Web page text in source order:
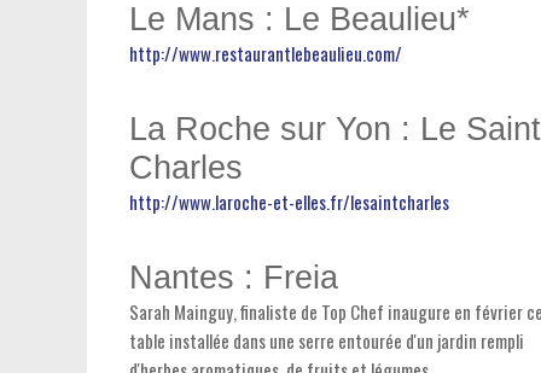
Le Mans : Le Beaulieu*
http://www.restaurantlebeaulieu.com/
La Roche sur Yon : Le Saint
Charles
http://www.laroche-et-elles.fr/lesaintcharles
Nantes : Freia
Sarah Mainguy, finaliste de Top Chef inaugure en février
table installée dans une serre entourée d'un jardin rempli